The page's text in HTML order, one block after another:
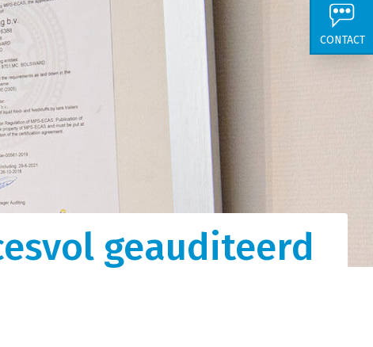
tot
CONTACT
geauditeerd